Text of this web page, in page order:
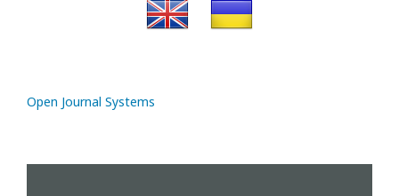
Open Journal Systems